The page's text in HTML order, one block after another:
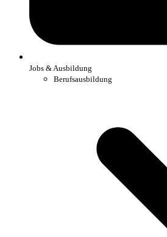
Jobs & Ausbildung
Berufsausbildung